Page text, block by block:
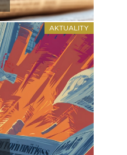
AKTUALITY